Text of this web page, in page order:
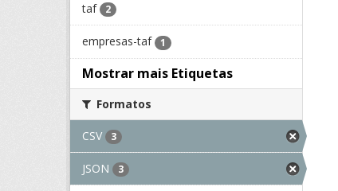
taf 2
empresas-taf 1
Mostrar mais Etiquetas
Formatos
CSV 3
JSON 3